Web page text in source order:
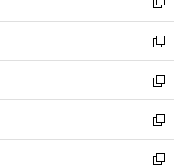
開
く
ウ
で
開
く
ィ
ン
ド
ウ
で
開
く
い
ウ
ィ
ン
ド
ウ
で
開
く
新
し
い
ウ
ィ
ン
ド
ウ
で
新
し
い
ウ
ィ
ン
ド
新
し
い
ウ
ィ
新
し
い
新